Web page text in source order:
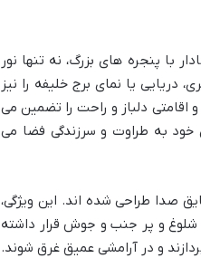
با پنجره های بزرگ، نه تنها نور
دریایی یا نمای برج خلیفه را نیز
دلباز و راحت را تضمین می
خود به طراوت و سرزندگی فضا می
صدا طراحی شده اند. این ویژگی،
و پر جنب و جوش قرار داشته
و در آرامشی عمیق غرق شوند.